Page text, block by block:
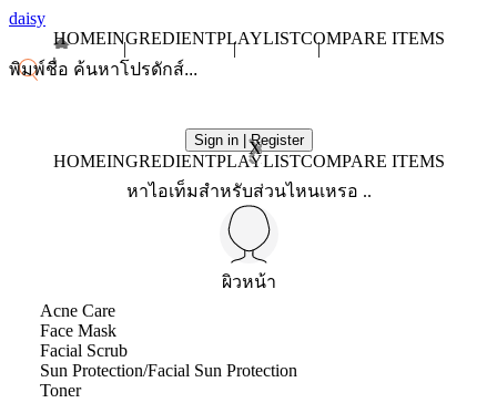
daisy
HOMEINGREDIENTPLAYLISTCOMPARE ITEMS
Sign in | Register
X
HOMEINGREDIENTPLAYLISTCOMPARE ITEMS
หาไอเท็มสำหรับส่วนไหนเหรอ ..
ผิวหน้า
Acne Care
Face Mask
Facial Scrub
Sun Protection/Facial Sun Protection
Toner